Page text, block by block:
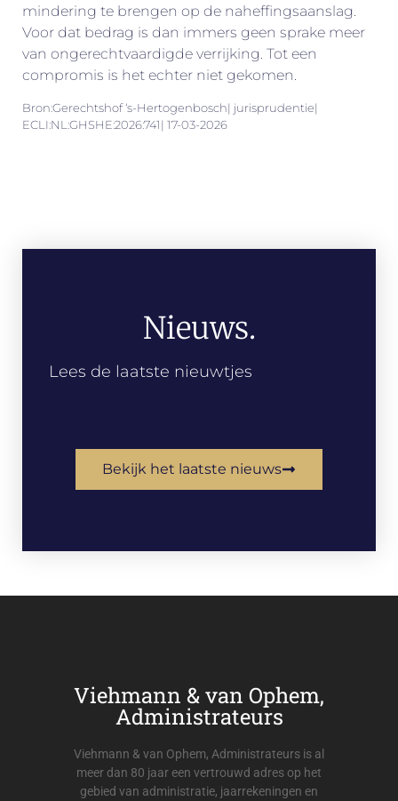
mindering te brengen op de naheffingsaanslag.
Voor dat bedrag is dan immers geen sprake meer
van ongerechtvaardigde verrijking. Tot een
compromis is het echter niet gekomen.
Bron:Gerechtshof ‘s-Hertogenbosch| jurisprudentie|
ECLI:NL:GHSHE:2026:741| 17-03-2026
Nieuws.
Lees de laatste nieuwtjes
Bekijk het laatste nieuws
Viehmann & van Ophem,
Administrateurs
Viehmann & van Ophem, Administrateurs is al
meer dan 80 jaar een vertrouwd adres op het
gebied van administratie, jaarrekeningen en